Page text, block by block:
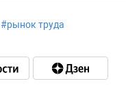
#рынок труда